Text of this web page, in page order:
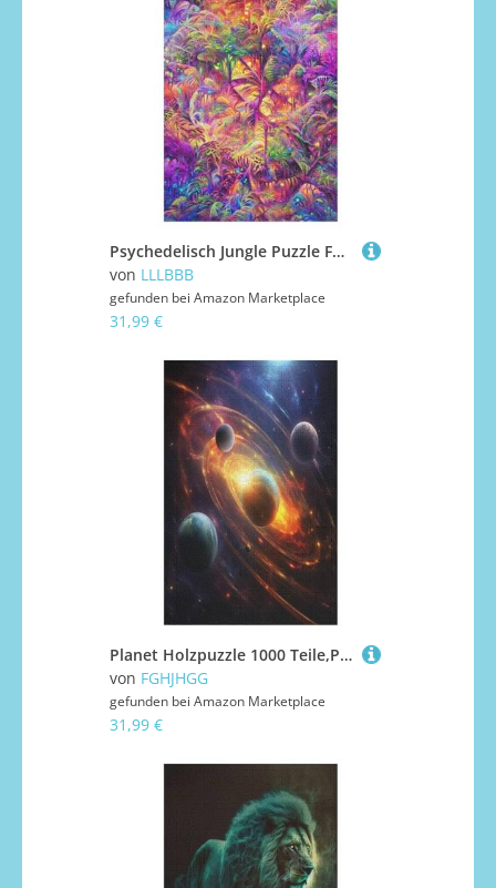
Psychedelisch Jungle Puzzle Für Erwachsene,1000-teiliges Puzzles, Für Kinder,Holzpuzzle,Lernspielzeug, 78×53cm
von LLLBBB
gefunden bei Amazon Marketplace
31,99 €
Planet Holzpuzzle 1000 Teile,Puzzles Für Erwachsene, Impossible Puzzle, Kinder Legespiel 78×53cm
von FGHJHGG
gefunden bei Amazon Marketplace
31,99 €